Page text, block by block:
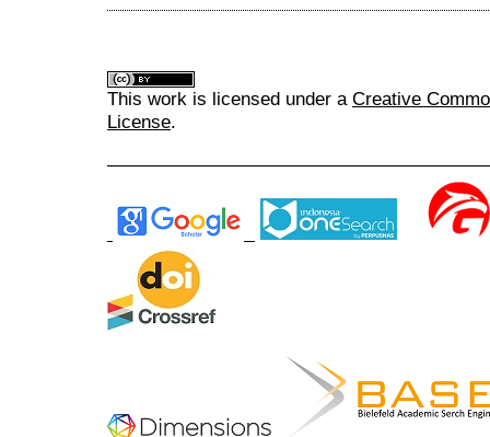
This work is licensed under a Creative
License.